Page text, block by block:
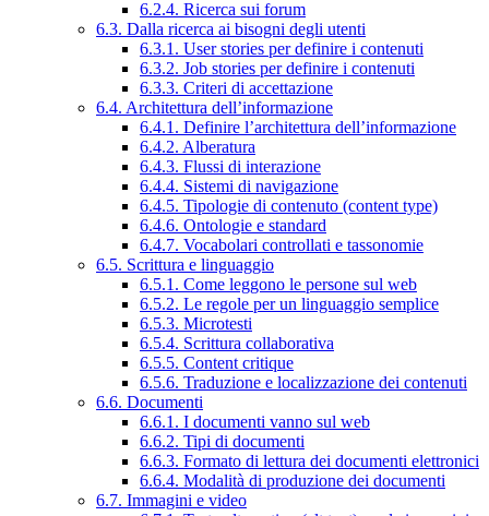
6.2.4. Ricerca sui forum
6.3. Dalla ricerca ai bisogni degli utenti
6.3.1. User stories per definire i contenuti
6.3.2. Job stories per definire i contenuti
6.3.3. Criteri di accettazione
6.4. Architettura dell’informazione
6.4.1. Definire l’architettura dell’informazione
6.4.2. Alberatura
6.4.3. Flussi di interazione
6.4.4. Sistemi di navigazione
6.4.5. Tipologie di contenuto (content type)
6.4.6. Ontologie e standard
6.4.7. Vocabolari controllati e tassonomie
6.5. Scrittura e linguaggio
6.5.1. Come leggono le persone sul web
6.5.2. Le regole per un linguaggio semplice
6.5.3. Microtesti
6.5.4. Scrittura collaborativa
6.5.5. Content critique
6.5.6. Traduzione e localizzazione dei contenuti
6.6. Documenti
6.6.1. I documenti vanno sul web
6.6.2. Tipi di documenti
6.6.3. Formato di lettura dei documenti elettronici
6.6.4. Modalità di produzione dei documenti
6.7. Immagini e video